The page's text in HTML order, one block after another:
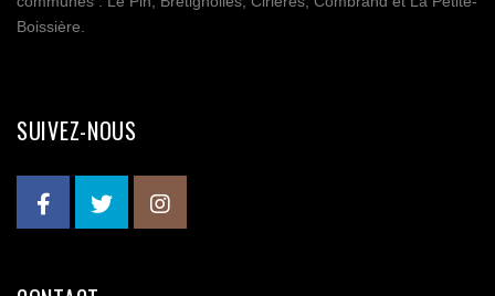
Boissière.
SUIVEZ-NOUS